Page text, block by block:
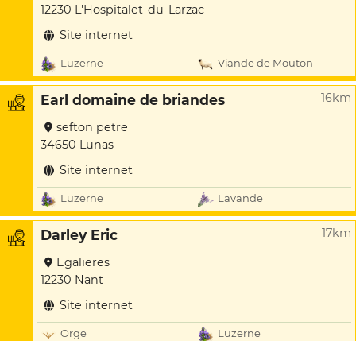
12230 L'Hospitalet-du-Larzac
Site internet
Luzerne Viande de Mouton
Earl domaine de briandes 16km
sefton petre
34650 Lunas
Site internet
Luzerne Lavande
Darley Eric 17km
Egalieres
12230 Nant
Site internet
Orge
Luzerne